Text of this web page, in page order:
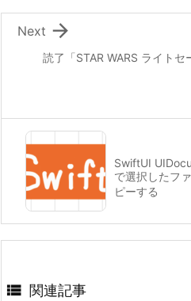
読了「STAR WARS ライトセ

Next
SwiftUI
で選択したフ
ピーする
 関連記事